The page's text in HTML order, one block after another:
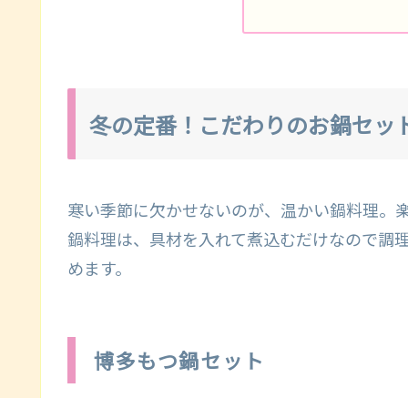
冬の定番！こだわりのお鍋セッ
寒い季節に欠かせないのが、温かい鍋料理。
鍋料理は、具材を入れて煮込むだけなので調
めます。
博多もつ鍋セット